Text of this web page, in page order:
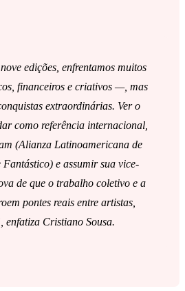
edições, enfrentamos muitos
financeiros e criativos —, mas
extraordinárias. Ver o
como referência internacional,
(Alianza Latinoamericana de
Fantástico) e assumir sua vice-
de que o trabalho coletivo e a
pontes reais entre artistas,
enfatiza Cristiano Sousa.